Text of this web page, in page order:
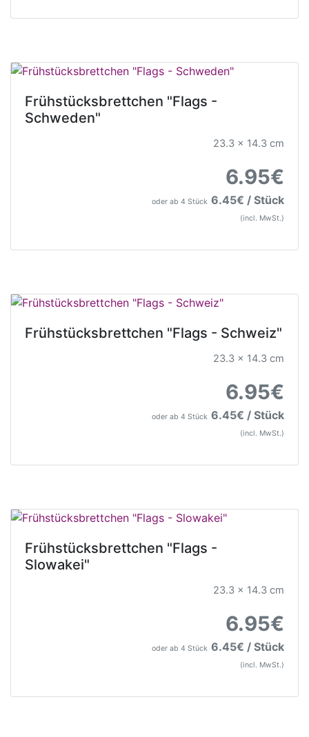
Frühstücksbrettchen "Flags -
Schweden"
23.3 x 14.3 cm
6.95€
oder ab 4 Stück 6.45€ / Stück
(incl. MwSt.)
Frühstücksbrettchen "Flags - Schweiz"
23.3 x 14.3 cm
6.95€
oder ab 4 Stück 6.45€ / Stück
(incl. MwSt.)
Frühstücksbrettchen "Flags -
Slowakei"
23.3 x 14.3 cm
6.95€
oder ab 4 Stück 6.45€ / Stück
(incl. MwSt.)